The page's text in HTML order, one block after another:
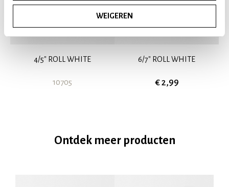
WEIGEREN
4/5" ROLL WHITE
10705
6/7" ROLL WHITE
€ 2,99
Ontdek meer producten